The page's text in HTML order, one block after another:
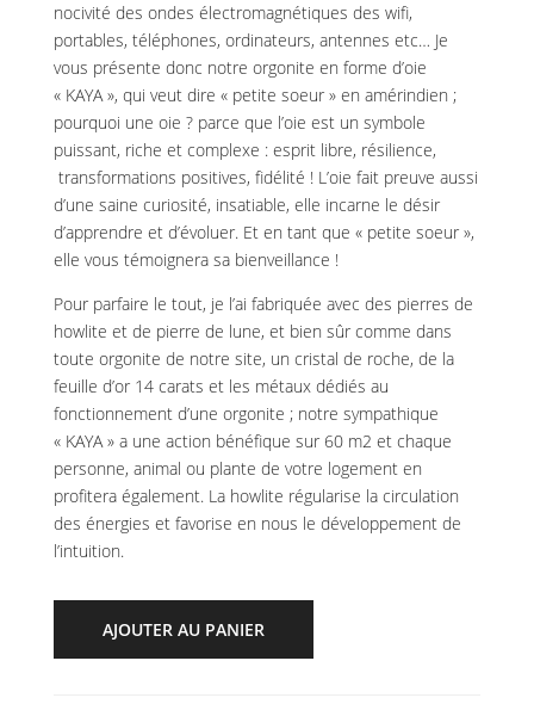
nocivité des ondes électromagnétiques des wifi,
portables, téléphones, ordinateurs, antennes etc… Je
vous présente donc notre orgonite en forme d’oie
« KAYA », qui veut dire « petite soeur » en amérindien ;
pourquoi une oie ? parce que l’oie est un symbole
puissant, riche et complexe : esprit libre, résilience,
transformations positives, fidélité ! L’oie fait preuve aussi
d’une saine curiosité, insatiable, elle incarne le désir
d’apprendre et d’évoluer. Et en tant que « petite soeur »,
elle vous témoignera sa bienveillance !
Pour parfaire le tout, je l’ai fabriquée avec des pierres de
howlite et de pierre de lune, et bien sûr comme dans
toute orgonite de notre site, un cristal de roche, de la
feuille d’or 14 carats et les métaux dédiés au
fonctionnement d’une orgonite ; notre sympathique
« KAYA » a une action bénéfique sur 60 m2 et chaque
personne, animal ou plante de votre logement en
profitera également. La howlite régularise la circulation
des énergies et favorise en nous le développement de
l’intuition.
AJOUTER AU PANIER